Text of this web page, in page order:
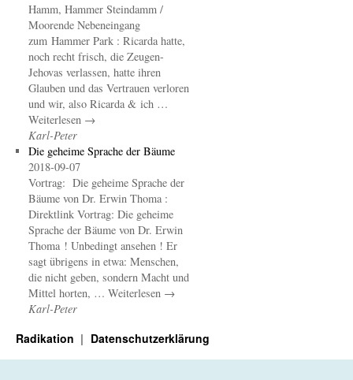
Hamm, Hammer Steindamm /
Moorende Nebeneingang
zum Hammer Park : Ricarda hatte,
noch recht frisch, die Zeugen-
Jehovas verlassen, hatte ihren
Glauben und das Vertrauen verloren
und wir, also Ricarda & ich …
Weiterlesen →
Karl-Peter
Die geheime Sprache der Bäume
2018-09-07
Vortrag: Die geheime Sprache der
Bäume von Dr. Erwin Thoma :
Direktlink Vortrag: Die geheime
Sprache der Bäume von Dr. Erwin
Thoma ! Unbedingt ansehen ! Er
sagt übrigens in etwa: Menschen,
die nicht geben, sondern Macht und
Mittel horten, … Weiterlesen →
Karl-Peter
Radikation Datenschutzerklärung